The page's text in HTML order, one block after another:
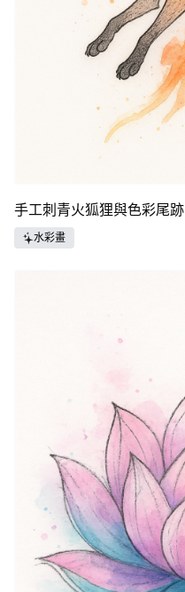
手工刺青火狐狸與色彩尾跡
水彩畫